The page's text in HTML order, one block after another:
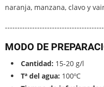
naranja, manzana, clavo y
MODO DE
Cantidad: 15-20 g/l
Tª del agua: 100ºC